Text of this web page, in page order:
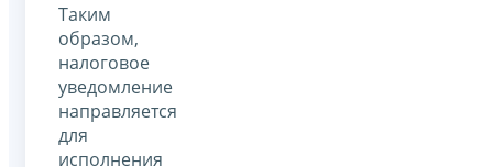
Таким
образом,
налоговое
уведомление
направляется
для
исполнения